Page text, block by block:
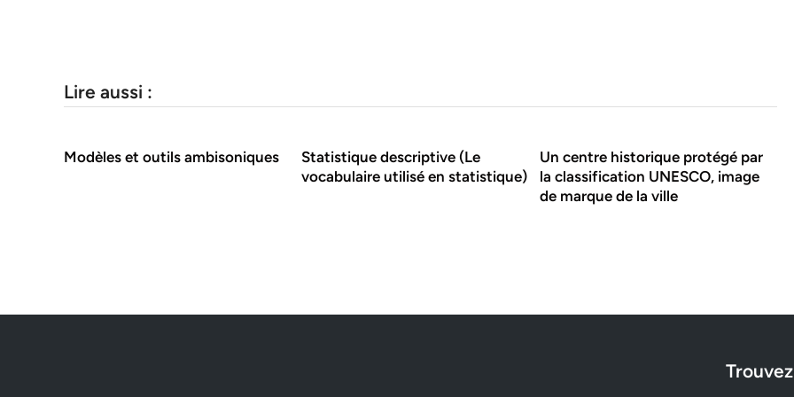
Lire aussi :
Modèles et outils ambisoniques
Statistique descriptive (Le
vocabulaire utilisé en statistique)
Un centre historique protégé par
la classification UNESCO, image
de marque de la ville